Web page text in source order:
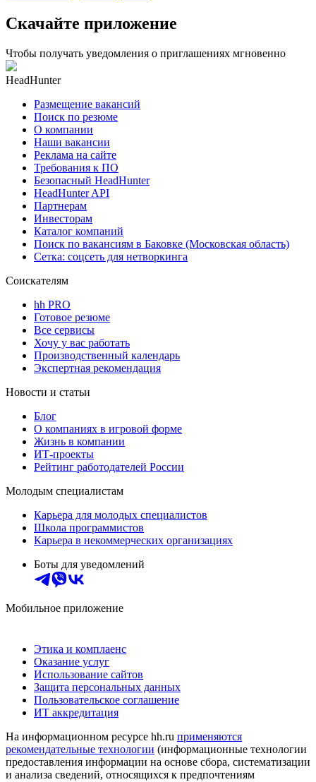
Скачайте приложение
Чтобы получать уведомления о приглашениях мгновенно
HeadHunter
Размещение вакансий
Поиск по резюме
О компании
Наши вакансии
Реклама на сайте
Требования к ПО
Безопасный HeadHunter
HeadHunter API
Партнерам
Инвесторам
Каталог компаний
Поиск по вакансиям в Баковке (Московская область)
Сетка: соцсеть для нетворкинга
Соискателям
hh PRO
Готовое резюме
Все сервисы
Хочу у вас работать
Производственный календарь
Экспертная рекомендация
Новости и статьи
Блог
О компаниях в игровой форме
Жизнь в компании
ИТ-проекты
Рейтинг работодателей России
Молодым специалистам
Карьера для молодых специалистов
Школа программистов
Карьера в некоммерческих организациях
Боты для уведомлений
Мобильное приложение
Этика и комплаенс
Оказание услуг
Использование сайтов
Защита персональных данных
Пользовательское соглашение
ИТ аккредитация
На информационном ресурсе hh.ru применяются
рекомендательные технологии (информационные технологии
предоставления информации на основе сбора, систематизации
и анализа сведений, относящихся к предпочтениям